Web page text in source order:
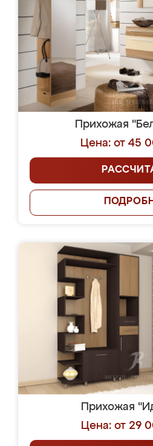
Прихожая
Цена: от 45
Прихожая
Цена: от 29